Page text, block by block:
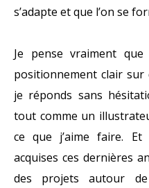
s’adapte et que l’on se
Je pense vraiment que
positionnement clair sur
je réponds sans
tout comme un
ce que j’aime faire. Et
acquises ces dernières
des projets autour de